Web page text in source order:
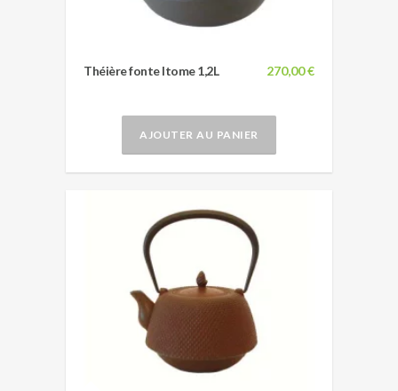
270,00 €
Théière fonte Itome 1,2L
AJOUTER AU PANIER